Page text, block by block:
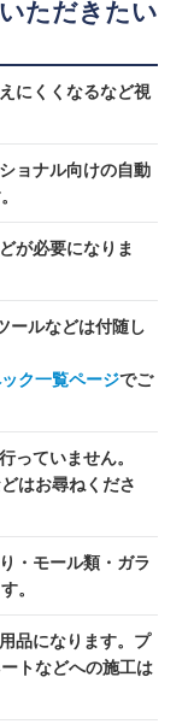
ただきたい
にくくなるなど視
ョナル向けの自動
が必要になりま
ールなどは付随し
ク一覧ページでご
っていません。
はお尋ねくださ
・モール類・ガラ
。
品になります。プ
トなどへの施工は